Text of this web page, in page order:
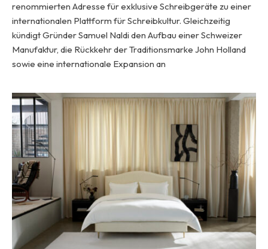
renommierten Adresse für exklusive Schreibgeräte zu einer
internationalen Plattform für Schreibkultur. Gleichzeitig
kündigt Gründer Samuel Naldi den Aufbau einer Schweizer
Manufaktur, die Rückkehr der Traditionsmarke John Holland
sowie eine internationale Expansion an